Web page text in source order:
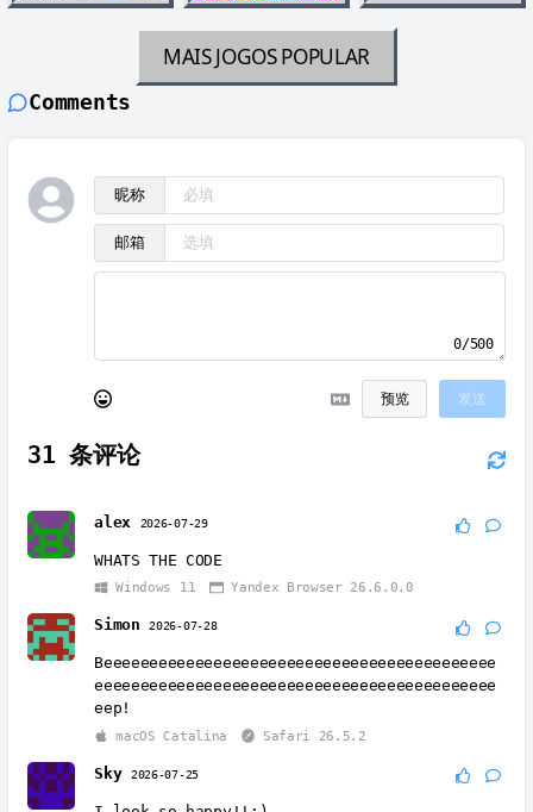
MAIS JOGOSPOPULAR
Comments
昵称
邮箱
0/500
预览 发送
31 条评论
alex 2026-07-29
WHATS THE CODE
Windows 11 Yandex Browser 26.6.0.0
Simon2026-07-28
Beeeeeeeeeeeeeeeeeeeeeeeeeeeeeeeeeeeeeeeeeee
eeeeeeeeeeeeeeeeeeeeeeeeeeeeeeeeeeeeeeeeeeee
eep!
macOS Catalina Safari 26.5.2
Sky 2026-07-25